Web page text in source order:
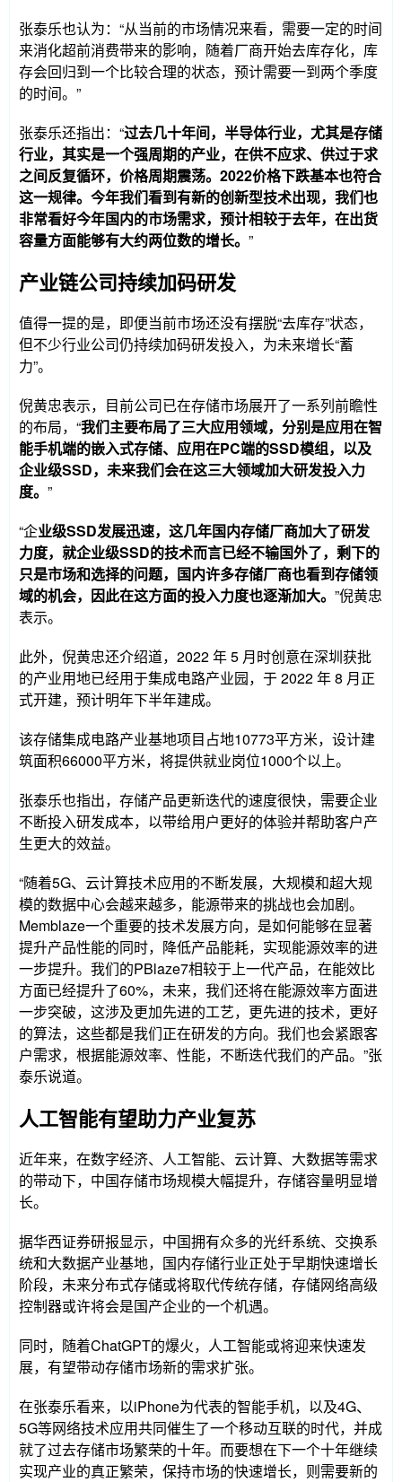
张泰乐也认为：“从当前的市场情况来看，需要一定的时间
来消化超前消费带来的影响，随着厂商开始去库存化，库
存会回归到一个比较合理的状态，预计需要一到两个季度
的时间。”
张泰乐还指出：“过去几十年间，半导体行业，尤其是存储
行业，其实是一个强周期的产业，在供不应求、供过于求
之间反复循环，价格周期震荡。2022价格下跌基本也符合
这一规律。今年我们看到有新的创新型技术出现，我们也
非常看好今年国内的市场需求，预计相较于去年，在出货
容量方面能够有大约两位数的增长。 ”
产业链公司持续加码研发
值得一提的是，即便当前市场还没有摆脱“去库存”状态，
但不少行业公司仍持续加码研发投入，为未来增长“蓄
力”。
倪黄忠表示，目前公司已在存储市场展开了一系列前瞻性
的布局，“我们主要布局了三大应用领域，分别是应用在智
能手机端的嵌入式存储、应用在PC端的SSD模组，以及
企业级SSD，未来我们会在这三大领域加大研发投入力
度。 ”
“企业级SSD发展迅速，这几年国内存储厂商加大了研发
力度，就企业级SSD的技术而言已经不输国外了，剩下的
只是市场和选择的问题，国内许多存储厂商也看到存储领
域的机会，因此在这方面的投入力度也逐渐加大。 ”倪黄忠
表示。
此外，倪黄忠还介绍道，2022 年 5 月时创意在深圳获批
的产业用地已经用于集成电路产业园，于 2022 年 8 月正
式开建，预计明年下半年建成。
该存储集成电路产业基地项目占地10773平方米，设计建
筑面积66000平方米，将提供就业岗位1000个以上。
张泰乐也指出，存储产品更新迭代的速度很快，需要企业
不断投入研发成本，以带给用户更好的体验并帮助客户产
生更大的效益。
“随着5G、云计算技术应用的不断发展，大规模和超大规
模的数据中心会越来越多，能源带来的挑战也会加剧。
Memblaze一个重要的技术发展方向，是如何能够在显著
提升产品性能的同时，降低产品能耗，实现能源效率的进
一步提升。我们的PBlaze7相较于上一代产品，在能效比
方面已经提升了60%，未来，我们还将在能源效率方面进
一步突破，这涉及更加先进的工艺，更先进的技术，更好
的算法，这些都是我们正在研发的方向。我们也会紧跟客
户需求，根据能源效率、性能，不断迭代我们的产品。”张
泰乐说道。
人工智能有望助力产业复苏
近年来，在数字经济、人工智能、云计算、大数据等需求
的带动下，中国存储市场规模大幅提升，存储容量明显增
长。
据华西证券研报显示，中国拥有众多的光纤系统、交换系
统和大数据产业基地，国内存储行业正处于早期快速增长
阶段，未来分布式存储或将取代传统存储，存储网络高级
控制器或许将会是国产企业的一个机遇。
同时，随着ChatGPT的爆火，人工智能或将迎来快速发
展，有望带动存储市场新的需求扩张。
在张泰乐看来，以iPhone为代表的智能手机，以及4G、
5G等网络技术应用共同催生了一个移动互联的时代，并成
就了过去存储市场繁荣的十年。而要想在下一个十年继续
实现产业的真正繁荣，保持市场的快速增长，则需要新的